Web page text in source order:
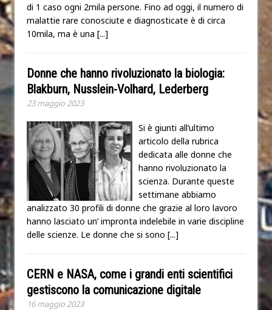
di 1 caso ogni 2mila persone. Fino ad oggi, il numero di
malattie rare conosciute e diagnosticate è di circa
10mila, ma è una [...]
Donne che hanno rivoluzionato la biologia:
Blakburn, Nusslein-Volhard, Lederberg
23 maggio 2023
Si è giunti all’ultimo
articolo della rubrica
dedicata alle donne che
hanno rivoluzionato la
scienza. Durante queste
settimane abbiamo
analizzato 30 profili di donne che grazie al loro lavoro
hanno lasciato un’ impronta indelebile in varie discipline
delle scienze. Le donne che si sono [...]
CERN e NASA, come i grandi enti scientifici
gestiscono la comunicazione digitale
16 maggio 2023